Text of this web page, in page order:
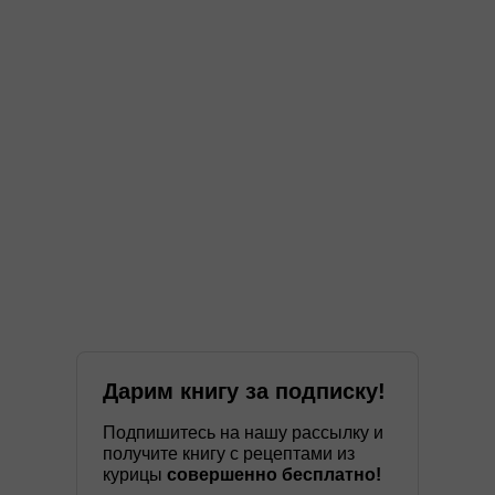
Дарим книгу за подписку!
Подпишитесь на нашу рассылку и
получите книгу с рецептами из
курицы совершенно бесплатно!